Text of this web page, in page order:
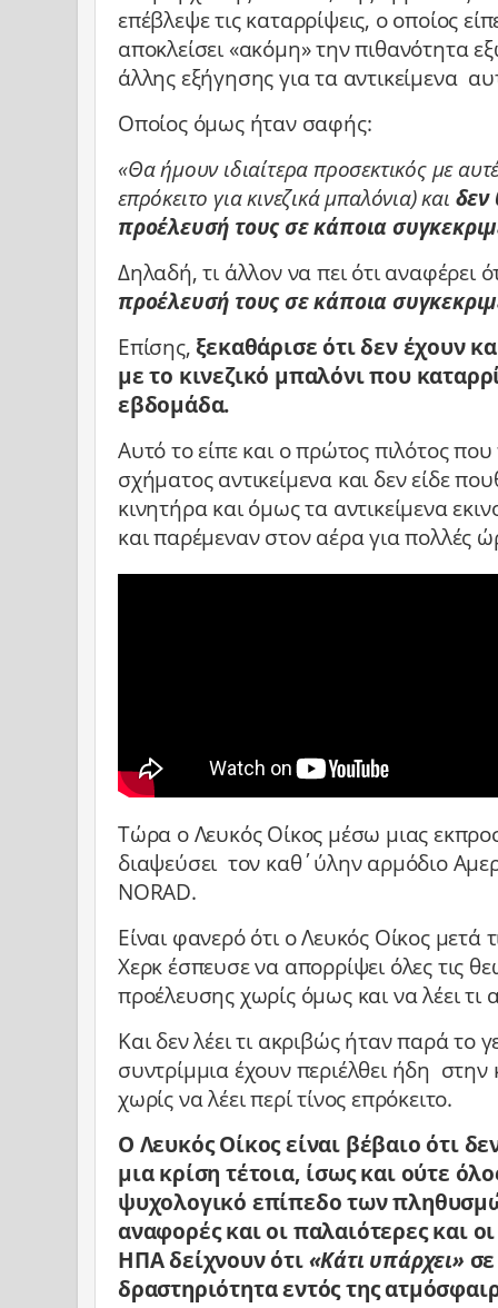
επέβλεψε τις καταρρίψεις, ο οποίος
αποκλείσει «ακόμη» την πιθανότητα
άλλης εξήγησης για τα αντικείμενα
Οποίος όμως ήταν σαφής:
«Θα ήμουν ιδιαίτερα προσεκτικός με
επρόκειτο για κινεζικά μπαλόνια) και δεν
προέλευσή τους σε κάποια
Δηλαδή, τι άλλον να πει ότι αναφέρει
προέλευσή τους σε κάποια
Επίσης, ξεκαθάρισε ότι δεν έχουν
με το κινεζικό μπαλόνι που
εβδομάδα.
Αυτό το είπε και ο πρώτος πιλότος
σχήματος αντικείμενα και δεν είδε
κινητήρα και όμως τα αντικείμενα
και παρέμεναν στον αέρα για πολλές
Τώρα ο Λευκός Οίκος μέσω μιας
διαψεύσει τον καθ΄ύλην αρμόδιο
NORAD.
Είναι φανερό ότι ο Λευκός Οίκος μετά
Χερκ έσπευσε να απορρίψει όλες τις
προέλευσης χωρίς όμως και να λέει τι
Και δεν λέει τι ακριβώς ήταν παρά το
συντρίμμια έχουν περιέλθει ήδη
χωρίς να λέει περί τίνος επρόκειτο.
Ο Λευκός Οίκος είναι βέβαιο ότι
μια κρίση τέτοια, ίσως και ούτε
ψυχολογικό επίπεδο των
αναφορές και οι παλαιότερες και
ΗΠΑ δείχνουν ότι«Κάτι υπάρχει»
δραστηριότητα εντός της